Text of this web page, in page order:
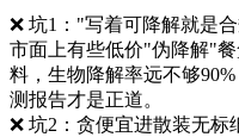
❌ 坑1："写着可降解就是
市面上有些低价"伪降解"
料，生物降解率远不够
测报告才是正道。
❌ 坑2：贪便宜进散装无标